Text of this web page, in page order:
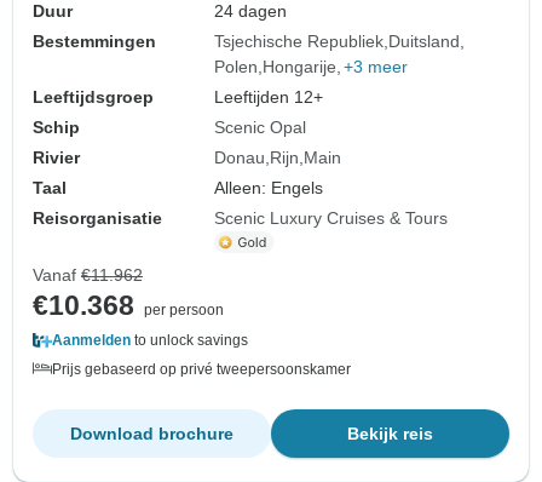
Duur
24 dagen
Bestemmingen
Tsjechische Republiek Duitsland
Polen Hongarije +3 meer
Leeftijdsgroep
Leeftijden 12+
Schip
Scenic Opal
Rivier
Donau Rijn Main
Taal
Alleen: Engels
Reisorganisatie
Scenic Luxury Cruises & Tours
Vanaf €11.962
€10.368
per persoon
Aanmelden to unlock savings
Prijs gebaseerd op privé tweepersoonskamer
Bekijk reis
Download brochure